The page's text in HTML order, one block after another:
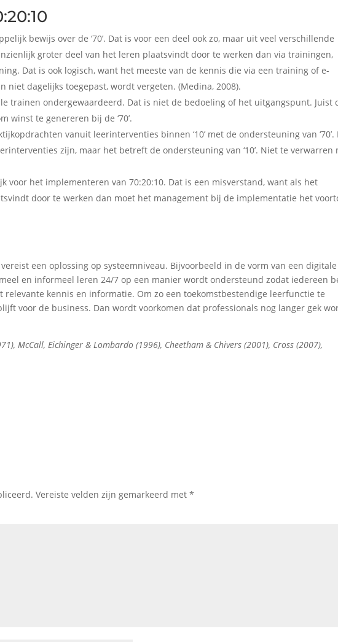
bewijs over de ‘70’. Dat is voor een deel ook zo, maar uit veel verschillende
groter deel van het leren plaatsvindt door te werken dan via trainingen,
Dat is ook logisch, want het meeste van de kennis die via een training of e-
niet dagelijks toegepast, wordt vergeten. (Medina, 2008).
trainen ondergewaardeerd. Dat is niet de bedoeling of het uitgangspunt. Juist
winst te genereren bij de ‘70’.
vanuit leerinterventies binnen ‘10’ met de ondersteuning van ‘70’.
zijn, maar het betreft de ondersteuning van ‘10’. Niet te verwarren
voor het implementeren van 70:20:10. Dat is een misverstand, want als het
door te werken dan moet het management bij de implementatie het
een oplossing op systeemniveau. Bijvoorbeeld in de vorm van een digitale
en informeel leren 24/7 op een manier wordt ondersteund zodat iedereen
relevante kennis en informatie. Om zo een toekomstbestendige leerfunctie te
voor de business. Dan wordt voorkomen dat professionals nog langer gek
McCall, Eichinger & Lombardo (1996), Cheetham & Chivers (2001), Cross (2007),
Vereiste velden zijn gemarkeerd met*